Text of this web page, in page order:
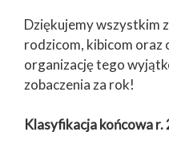
Dziękujemy wszystkim
rodzicom, kibicom oraz
organizację tego
zobaczenia za rok!
Klasyfikacja końcowa r.